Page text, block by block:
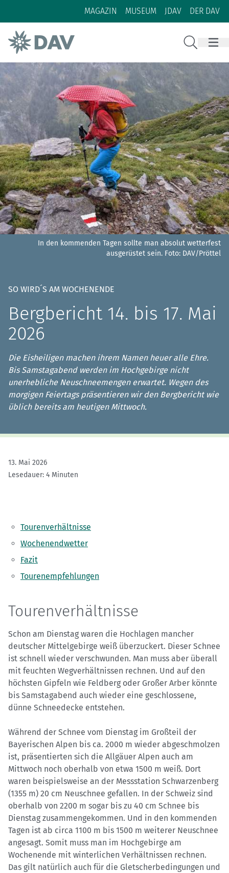
Zum Inhalt
Zur Footer-Navigation
MAGAZIN MUSEUM JDAV DER DAV
In den kommenden Tagen sollte man absolut wetterfest
ausgerüstet sein. Foto: DAV/Pröttel
SO WIRD´S AM WOCHENENDE
Bergbericht 14. bis 17. Mai
2026
Die Eisheiligen machen ihrem Namen heuer alle Ehre.
Bis Samstagabend werden im Hochgebirge nicht
unerhebliche Neuschneemengen erwartet. Wegen des
morgigen Feiertags präsentieren wir den Bergbericht wie
üblich bereits am heutigen Mittwoch.
13. Mai 2026
Lesedauer: 4 Minuten
Tourenverhältnisse
Wochenendwetter
Fazit
Tourenempfehlungen
Tourenverhältnisse
Schon am Dienstag waren die Hochlagen mancher
deutscher Mittelgebirge weiß überzuckert. Dieser Schnee
ist schnell wieder verschwunden. Man muss aber überall
mit feuchten Wegverhältnissen rechnen. Und auf den
höchsten Gipfeln wie Feldberg oder Großer Arber könnte
bis Samstagabend auch wieder eine geschlossene,
dünne Schneedecke entstehen.
Während der Schnee vom Dienstag im Großteil der
Bayerischen Alpen bis ca. 2000 m wieder abgeschmolzen
ist, präsentierten sich die Allgäuer Alpen auch am
Mittwoch noch oberhalb von etwa 1500 m weiß. Dort
waren beispielsweise an der Messstation Schwarzenberg
(1355 m) 20 cm Neuschnee gefallen. In der Schweiz sind
oberhalb von 2200 m sogar bis zu 40 cm Schnee bis
Dienstag zusammengekommen. Und in den kommenden
Tagen ist ab circa 1100 m bis 1500 m weiterer Neuschnee
angesagt. Somit muss man im Hochgebirge am
Wochenende mit winterlichen Verhältnissen rechnen.
Das gilt natürlich auch für die Gletscherbedingungen und